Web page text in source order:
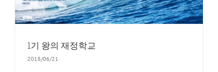
1기 왕의 재정학교
2018/06/21